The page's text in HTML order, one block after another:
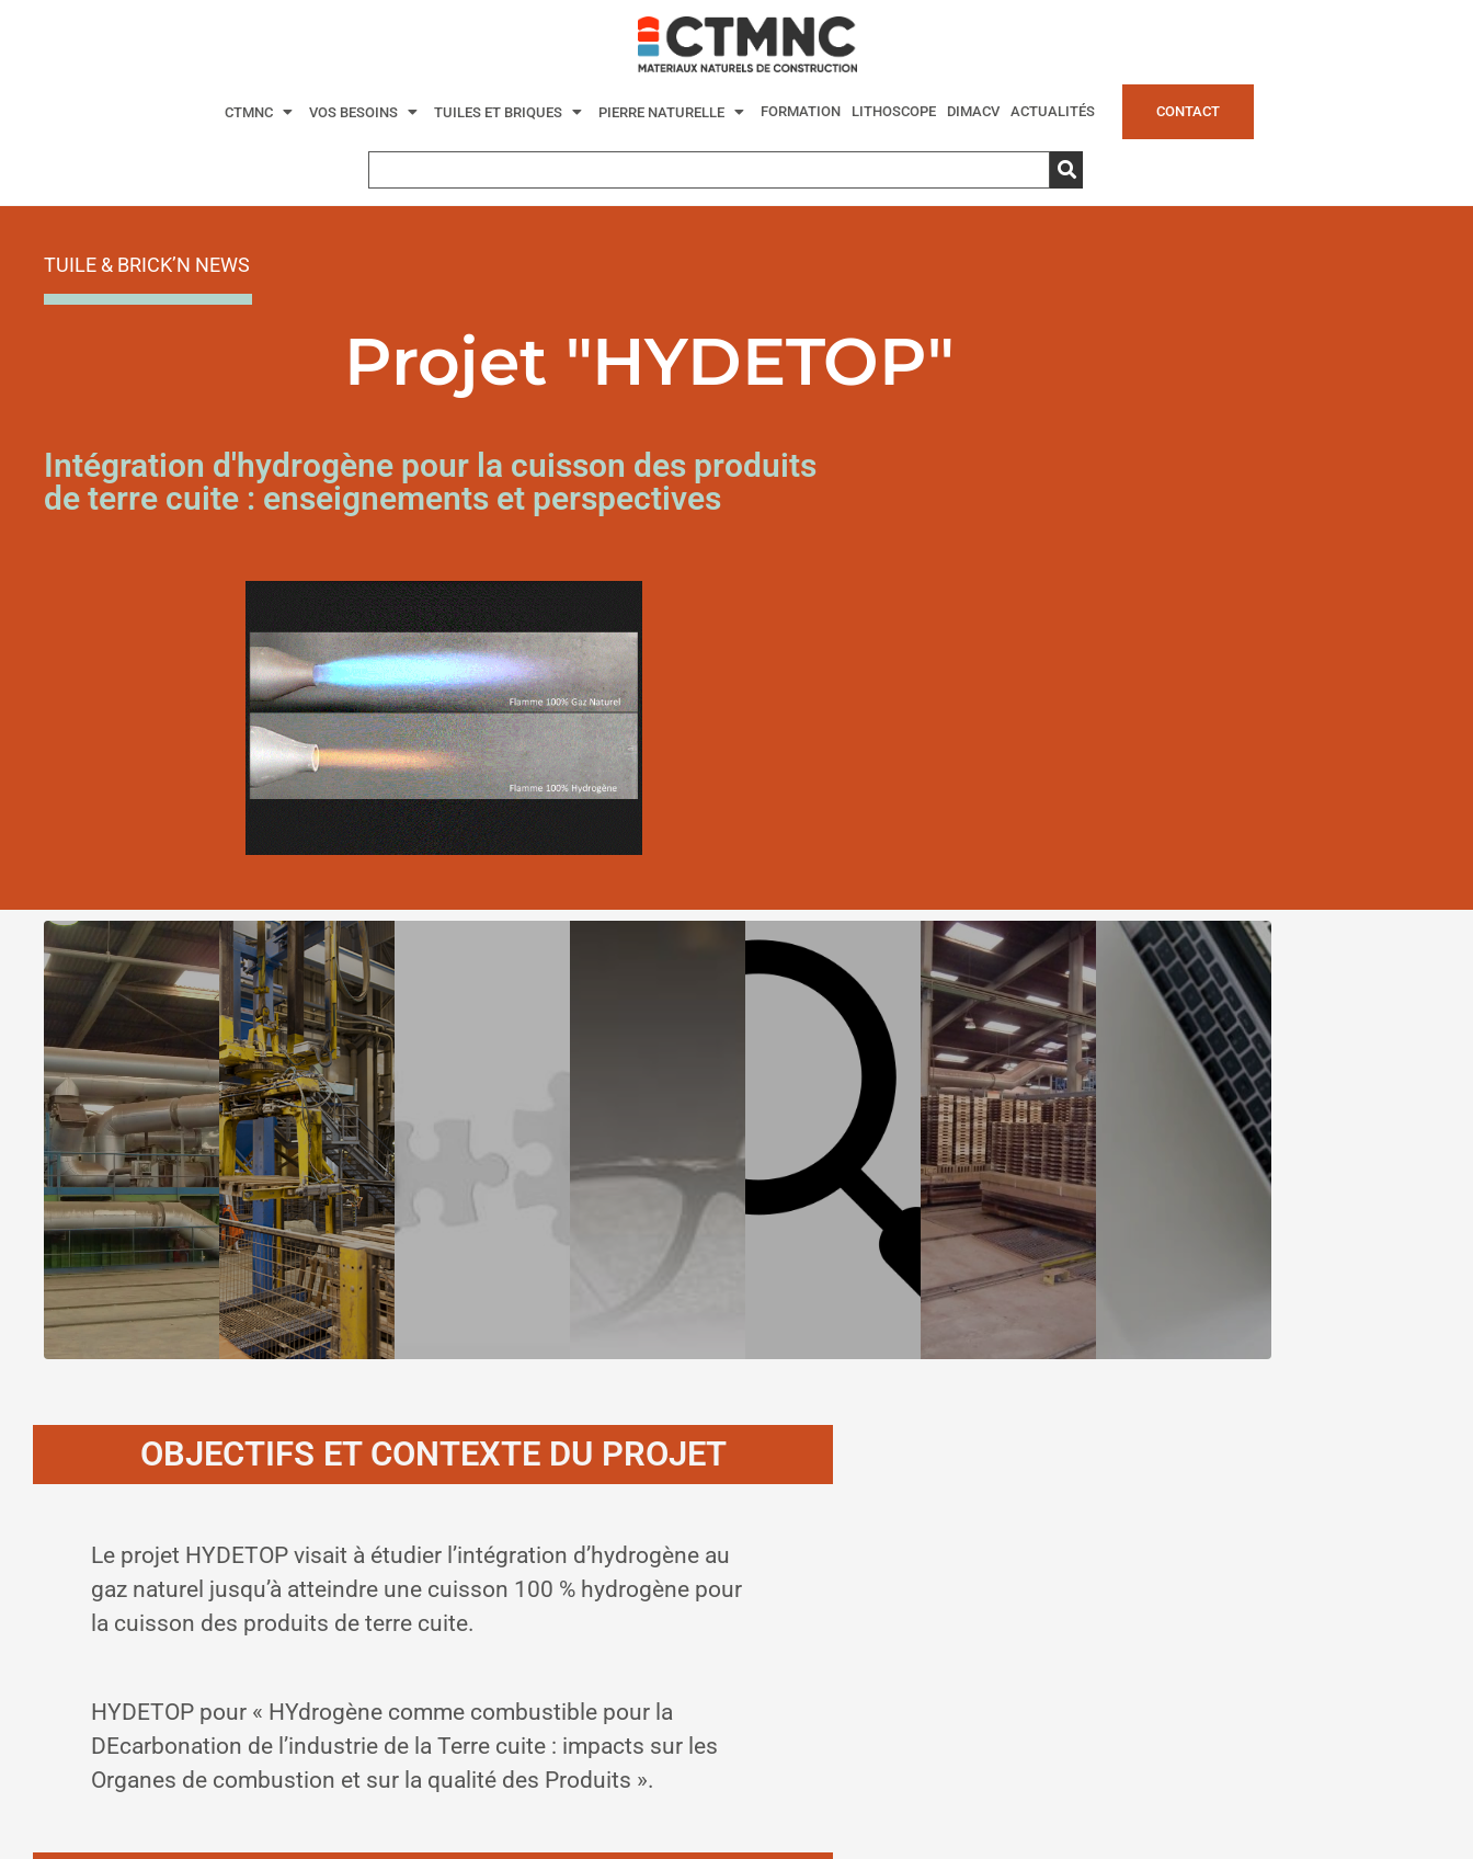
CTMNC VOS BESOINS TUILES ET BRIQUES PIERRE NATURELLE FORMATION LITHOSCOPE DIMACV ACTUALITÉS CONTACT
TUILE & BRICK’N NEWS
Projet "HYDETOP"
Intégration d'hydrogène pour la cuisson des produits
de terre cuite : enseignements et perspectives
OBJECTIFS ET CONTEXTE DU PROJET
Le projet HYDETOP visait à étudier l’intégration d’hydrogène au
gaz naturel jusqu’à atteindre une cuisson 100 % hydrogène pour
la cuisson des produits de terre cuite.
HYDETOP pour « HYdrogène comme combustible pour la
DEcarbonation de l’industrie de la Terre cuite : impacts sur les
Organes de combustion et sur la qualité des Produits ».